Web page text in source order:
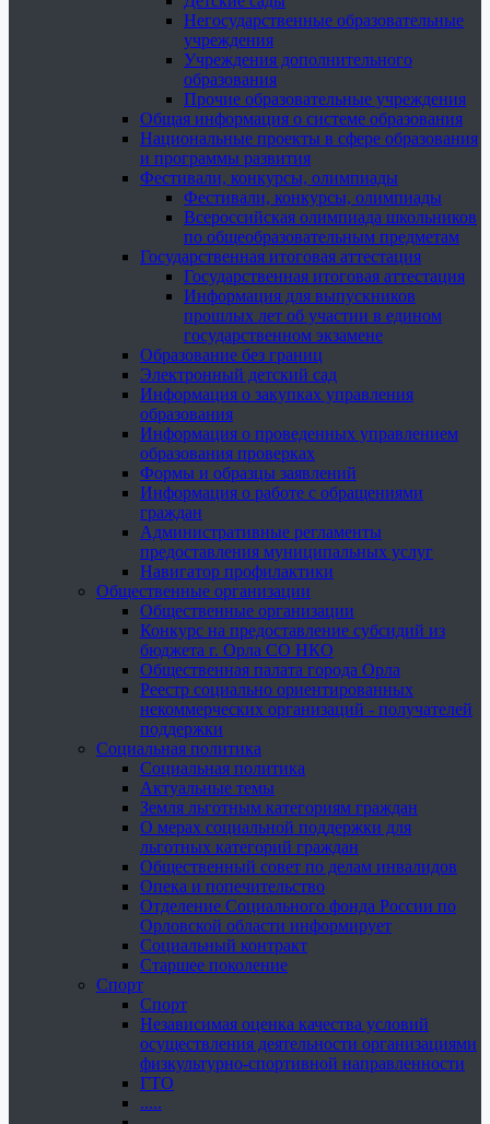
Негосударственные образовательные
учреждения
Учреждения дополнительного
образования
Прочие образовательные учреждения
Общая информация о системе образования
Национальные проекты в сфере образования
и программы развития
Фестивали, конкурсы, олимпиады
Фестивали, конкурсы, олимпиады
Всероссийская олимпиада школьников
по общеобразовательным предметам
Государственная итоговая аттестация
Государственная итоговая аттестация
Информация для выпускников
прошлых лет об участии в едином
государственном экзамене
Образование без границ
Электронный детский сад
Информация о закупках управления
образования
Информация о проведенных управлением
образования проверках
Формы и образцы заявлений
Информация о работе с обращениями
граждан
Административные регламенты
предоставления муниципальных услуг
Навигатор профилактики
Общественные организации
Общественные организации
Конкурс на предоставление субсидий из
бюджета г. Орла СО НКО
Общественная палата города Орла
Реестр социально ориентированных
некоммерческих организаций - получателей
поддержки
Социальная политика
Социальная политика
Актуальные темы
Земля льготным категориям граждан
О мерах социальной поддержки для
льготных категорий граждан
Общественный совет по делам инвалидов
Опека и попечительство
Отделение Социального фонда России по
Орловской области информирует
Социальный контракт
Старшее поколение
Спорт
Спорт
Независимая оценка качества условий
осуществления деятельности организациями
физкультурно-спортивной направленности
ГТО
.....